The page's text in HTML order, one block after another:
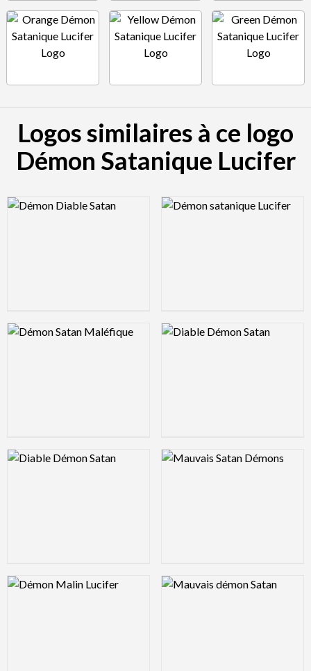
Logos similaires à ce logo
Démon Satanique Lucifer
Logo Preview Image Logo Preview Image
Logo Preview Image Logo Preview Image
Logo Preview Image Logo Preview Image
Logo Preview Image Logo Preview Image